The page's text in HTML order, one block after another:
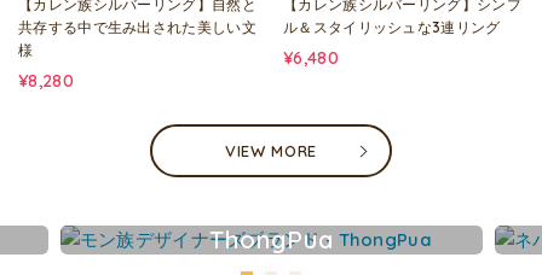
【カレン族シルバーリング】自然と
共存する中で生み出された美しい文
様
¥8,280
【カレン族シルバーリング】シンプ
ル＆スタイリッシュな3連リング
¥6,480
VIEW MORE
ThongPua